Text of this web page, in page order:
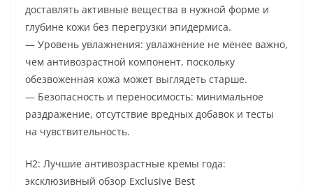
доставлять активные вещества в нужной форме и
глубине кожи без перегрузки эпидермиса.
— Уровень увлажнения: увлажнение не менее важно,
чем антивозрастной компонент, поскольку
обезвоженная кожа может выглядеть старше.
— Безопасность и переносимость: минимальное
раздражение, отсутствие вредных добавок и тесты
на чувствительность.
H2: Лучшие антивозрастные кремы года:
эксклюзивный обзор Exclusive Best